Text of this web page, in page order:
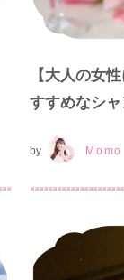
【大人の女
すすめなシ
by Momo